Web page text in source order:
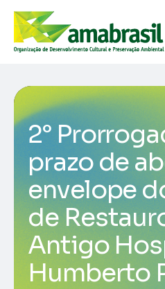
2°
prazo de
envelope
de
Antigo
Humberto